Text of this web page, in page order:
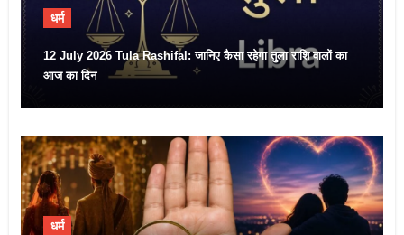
धर्म
12 July 2026 Tula Rashifal: जानिए कैसा रहेगा तुला राशि वालों का
आज का दिन
धर्म